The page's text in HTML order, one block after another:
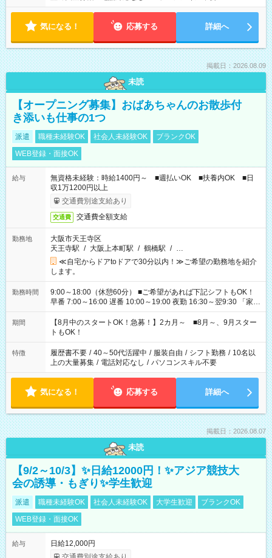
気になる！ 応募する 詳細へ
掲載日：2026.08.09
未読
【オープニング募集】おばあちゃんのお散歩付
き添いも仕事の1つ
派遣 職種未経験OK 社会人未経験OK
ブランクOK
WEB登録・面接OK
給与
無資格未経験：時給1400円～ ■週払いOK ■扶養内OK ■日
収1万1200円以上
交通費別途支給あり
交通費 交通費全額支給
勤務地
大阪市天王寺区
天王寺駅 / 大阪上本町駅 / 鶴橋駅 / …
≪自宅からドアtoドアで30分以内！≫ご希望の勤務地を紹介
します。
勤務時間
9:00～18:00（休憩60分） ■ご希望があれば下記シフトもOK！
早番 7:00～16:00 遅番 10:00～19:00 夜勤 16:30～翌9:30 「家族
と休みを合わせたい」 「余裕を持って夕飯の準備がしたい」
「できれば残業はしたくない」 など、ご希望を教えてください
ね。 ※Wワーク希望の方へ 今ご覧のお仕事で希望する勤務時間
と、もう1つのお仕事の勤務時間。 合計で週40時間を超える場
合は応募できません。
期間
【8月中のスタートOK！急募！】2カ月～ ■8月～、9月スター
トもOK！
特徴 履歴書不要 / 40～50代活躍中 / 服装自由 / シフト勤務 / 10名以
上の大量募集 / 電話対応なし / パソコンスキル不要
気になる！ 応募する 詳細へ
掲載日：2026.08.07
未読
【9/2～10/3】✨日給12000円！✨アジア競技大
会の誘導・もぎり✨学生歓迎
派遣 職種未経験OK 社会人未経験OK 大学生歓迎
ブランクOK
WEB登録・面接OK
給与
日給12,000円